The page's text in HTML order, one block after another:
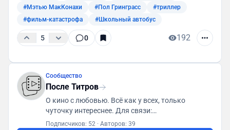
#Мэтью МакКонахи
#Пол Гринграсс
#триллер
#фильм-катастрофа
#Школьный автобус
5 0 192
Сообщество
После Титров
О кино с любовью. Всё как у всех, только
чуточку интереснее. Для связи:
posletitrov@yandex.ru
Подписчиков: 52 · Авторов: 39